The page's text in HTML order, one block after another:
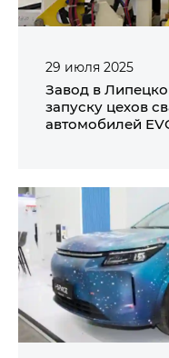
29 июля 2025
Завод в
запуску цехов
автомобилей